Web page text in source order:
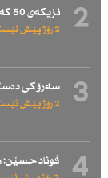
2 نزیكەی 50 كەس لە ئێران لە سێدارە دراون
2 رۆژ پێش ئێستا
3 سەرۆكی
2 رۆژ پێش ئێستا
4 فوئاد حسێن: